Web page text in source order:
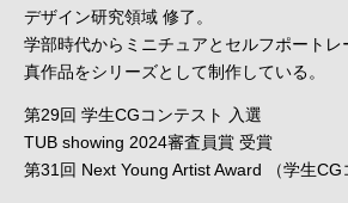
デザイン研究領域 修了。
学部時代からミニチュアとセルフポートレ
真作品をシリーズとして制作している。
第29回 学生CGコンテスト 入選
TUB showing 2024審査員賞 受賞
第31回 Next Young Artist Award （学生CG